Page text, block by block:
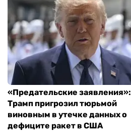
«Предательские заявления»:
Трамп пригрозил тюрьмой
виновным в утечке данных о
дефиците ракет в США